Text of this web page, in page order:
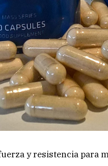
y resistencia para